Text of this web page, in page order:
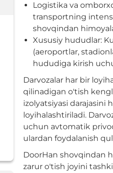
Logistika va
transportning
shovqindan
Xususiy hududlar:
(aeroportlar,
hududiga kirish
Darvozalar har bir
qilinadigan o'tish
izolyatsiyasi darajasini
loyihalashtiriladi.
uchun avtomatik
ulardan foydalanish
DoorHan shovqindan
zarur o'tish joyini